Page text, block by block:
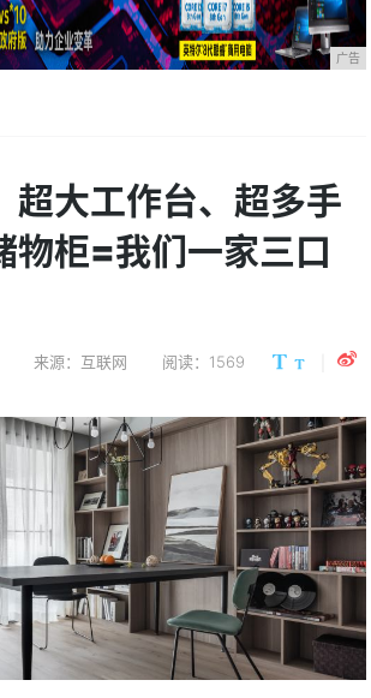
广告
超大工作台、超多手
物柜=我们一家三口
来源：互联网 阅读：1569